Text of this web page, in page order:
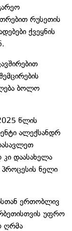
რუსეთის
ქვეყნის
ბოლო
წლის
ალექსანდრ
კი დაასახელა
პროცესის ნელი
ერთობლივ
უფრო
ღრმა